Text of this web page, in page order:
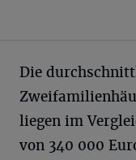
Die
liegen im
von 340 000